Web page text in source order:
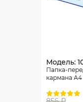
Модель:
Папка-
кармана А4